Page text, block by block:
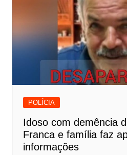
POLÍCIA
Idoso com demência
Franca e família faz
informações